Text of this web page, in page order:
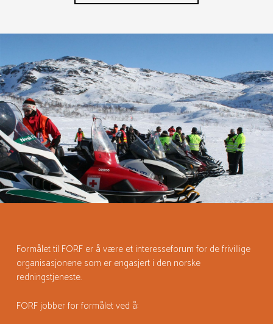
Formålet til FORF er å være et interesseforum for de frivillige
organisasjonene som er engasjert i den norske
redningstjeneste.
FORF jobber for formålet ved å: